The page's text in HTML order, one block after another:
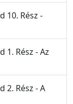
10. Rész -
1. Rész - Az
2. Rész - A